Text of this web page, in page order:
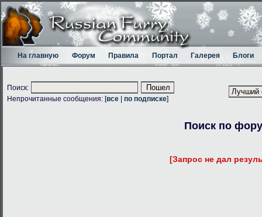
На главную Форум Правила Портал Галерея Блоги
Поиск:
Непрочитанные сообщения: [все по подписке]
Поиск по
[Запрос не дал